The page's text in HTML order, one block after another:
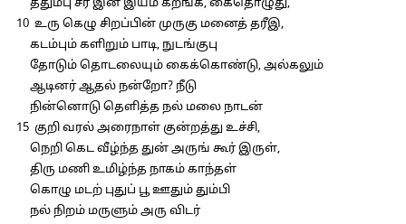
ததும்பு சீர் இன் இயம் கறங்க, கைதொழுது,
10 உரு கெழு சிறப்பின் முருகு மனைத் தரீஇ,
கடம்பும் களிறும் பாடி, நுடங்குபு
தோடும் தொடலையும் கைக்கொண்டு, அல்கலும்
ஆடினர் ஆதல் நன்றோ? நீடு
நின்னொடு தெளித்த நல் மலை நாடன்
15 குறி வரல் அரைநாள் குன்றத்து உச்சி,
நெறி கெட வீழ்ந்த துன் அருங் கூர் இருள்,
திரு மணி உமிழ்ந்த நாகம் காந்தள்
கொழு மடற் புதுப் பூ ஊதும் தும்பி
நல் நிறம் மருளும் அரு விடர்